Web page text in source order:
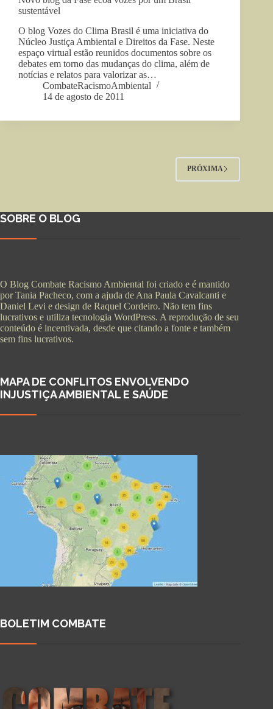
sustentável
O blog Vozes do Clima Brasil é uma iniciativa do
Núcleo Justiça Ambiental e Direitos da Fase. Neste
espaço virtual estão reunidos documentos sobre os
debates em torno das mudanças do clima, além de
notícias e relatos para valorizar as…
CombateRacismoAmbiental
14 de agosto de 2011
PRÓXIMA
SOBRE O BLOG
O Blog Combate Racismo Ambiental foi criado e é mantido
por Tania Pacheco, com a ajuda de Ana Paula Cavalcanti e
Daniel Levi e design de Raquel Cordeiro. Não tem fins
lucrativos e utiliza tecnologia WordPress. A reprodução de seu
conteúdo é incentivada, desde que citando a fonte e também
sem fins lucrativos.
MAPA DE CONFLITOS ENVOLVENDO
INJUSTIÇA AMBIENTAL E SAÚDE
BOLETIM COMBATE